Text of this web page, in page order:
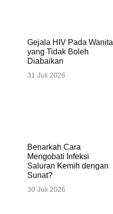
Gejala HIV Pada Wanita
yang Tidak Boleh
Diabaikan
31 Juli 2026
Benarkah Cara
Mengobati Infeksi
Saluran Kemih dengan
Sunat?
30 Juli 2026